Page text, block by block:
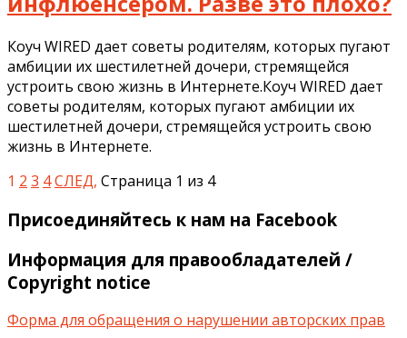
Коуч WIRED дает советы родителям, которых пугают
амбиции их шестилетней дочери, стремящейся
устроить свою жизнь в Интернете.Коуч WIRED дает
советы родителям, которых пугают амбиции их
шестилетней дочери, стремящейся устроить свою
жизнь в Интернете.
1 2 3 4СЛЕД, Страница 1 из 4
Присоединяйтесь к нам на Facebook
Информация для правообладателей /
Copyright notice
Форма для обращения о нарушении авторских прав